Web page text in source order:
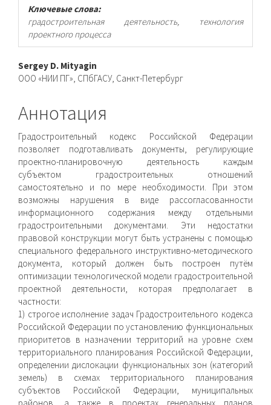
Ключевые слова:
градостроительная деятельность, технология
проектного процесса
Основное
содержимое
статьи
Sergey D. Mityagin
ООО «НИИ ПГ», СПбГАСУ, Санкт-Петербург
Аннотация
Градостроительный кодекс Российской Федерации
позволяет подготавливать документы, регулирующие
проектно-планировочную деятельность каждым
субъектом градостроительных отношений
самостоятельно и по мере необходимости. При этом
возможны нарушения в виде рассогласованности
информационного содержания между отдельными
градостроительными документами. Эти недостатки
правовой конструкции могут быть устранены с помощью
специального федерального инструктивно-методического
документа, который должен быть построен путём
оптимизации технологической модели градостроительной
проектной деятельности, которая предполагает в
частности:
1) строгое исполнение задач Градостроительного кодекса
Российской Федерации по установлению функциональных
приоритетов в назначении территорий на уровне схем
территориального планирования Российской Федерации,
определении дислокации функциональных зон (категорий
земель) в схемах территориального планирования
субъектов Российской Федерации, муниципальных